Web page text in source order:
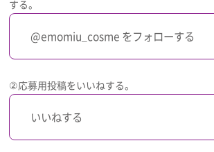
する。
@emomiu_cosme をフォローする
②応募用投稿をいいねする。
いいねする